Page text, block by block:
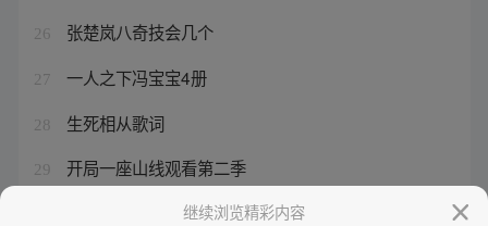
26 张楚岚八奇技会几个
27 一人之下冯宝宝4册
28 生死相从歌词
29 开局一座山线观看第二季
西游记蜘蛛精是多少集继续浏览精彩内容